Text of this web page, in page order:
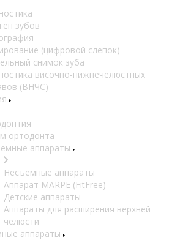
зубов
(цифровой слепок)
снимок зуба
височно-нижнечелюстных
(ВНЧС)
ортодонта
аппараты
Несъемные аппараты
Аппарат MARPE (FitFree)
Детские аппараты
Аппараты для расширения верхней
челюсти
аппараты